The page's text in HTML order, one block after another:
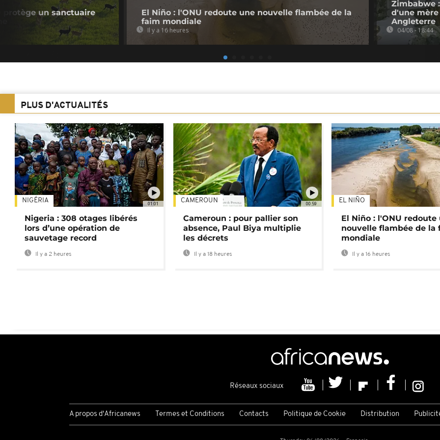
protège un sanctuaire
El Niño : l'ONU redoute une nouvelle flambée de la
faim mondiale
Il y a 16 heures
Zimbabwe
d'une mère
Angleterre
04/08 - 18:44
PLUS D'ACTUALITÉS
01:01
NIGÉRIA
Nigeria : 308 otages libérés
lors d’une opération de
sauvetage record
Il y a 2 heures
00:59
CAMEROUN
Cameroun : pour pallier son
absence, Paul Biya multiplie
les décrets
Il y a 18 heures
EL NIÑO
El Niño : l'ONU redoute
nouvelle flambée de la
mondiale
Il y a 16 heures
Réseaux sociaux
A propos d'Africanews Termes et Conditions Contacts Politique de Cookie Distribution